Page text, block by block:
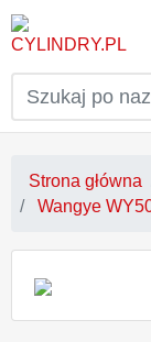
Strona główna
Wangye